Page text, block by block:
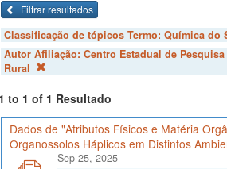
Filtrar resultados
Classificação de tópicos Termo: Química do
Autor Afiliação: Centro Estadual de
Rural
to 1 of 1 Resultado
Dados de "Atributos Físicos e Matéria
Organossolos Háplicos em Distintos
Sep 25, 2025